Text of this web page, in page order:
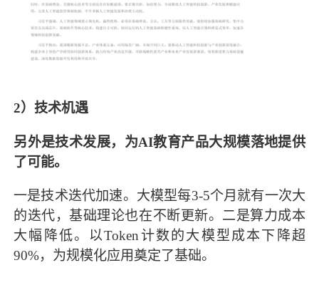
2）技术机遇
另外是技术发展，为AI教育产品大规模落地提供
了可能。
一是技术迭代加速。大模型每3-5个月就有一次大
的迭代，基础理论也在不断更新。二是算力成本
大幅降低。以Token计数的大模型成本下降超
90%，为规模化应用奠定了基础。